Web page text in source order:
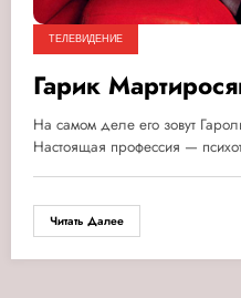
ТЕЛЕВИДЕНИЕ
Гарик
На самом деле его зовут
Настоящая профессия —
Читать Далее